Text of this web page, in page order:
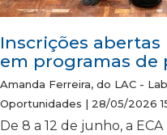
Inscrições
em programas de
Amanda Ferreira, do LAC -
Oportunidades | 28/05/2026
De 8 a 12 de junho, a